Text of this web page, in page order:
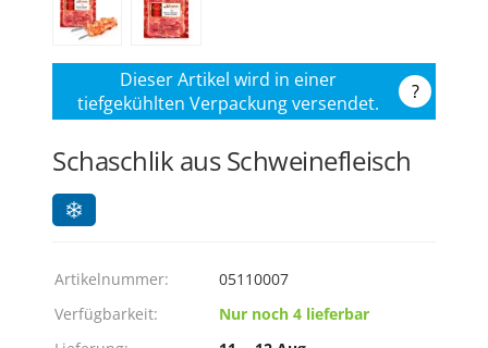
Dieser Artikel wird in einer
tiefgekühlten Verpackung versendet.
?
Schaschlik aus Schweinefleisch
Artikelnummer:
05110007
Verfügbarkeit:
Nur noch 4 lieferbar